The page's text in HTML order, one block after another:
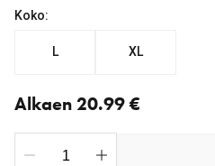
Koko:
L XL
Alkaen 20.99 €